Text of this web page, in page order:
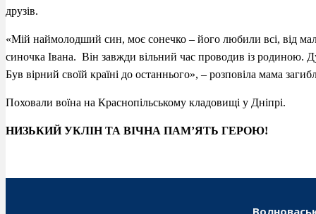
друзів.
«Мій наймолодший син, моє сонечко – його любили всі, від
синочка Івана. Він завжди вільний час проводив із родиною.
Був вірний своїй країні до останнього», – розповіла мама
Поховали воїна на Краснопільському кладовищі у Дніпрі.
НИЗЬКИЙ УКЛІН ТА ВІЧНА ПАМ’ЯТЬ ГЕРОЮ!